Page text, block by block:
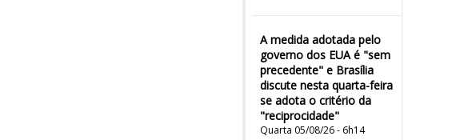
A medida adotada pelo
governo dos EUA é "sem
precedente" e Brasília
discute nesta quarta-feira
se adota o critério da
"reciprocidade"
Quarta 05/08/26 - 6h14